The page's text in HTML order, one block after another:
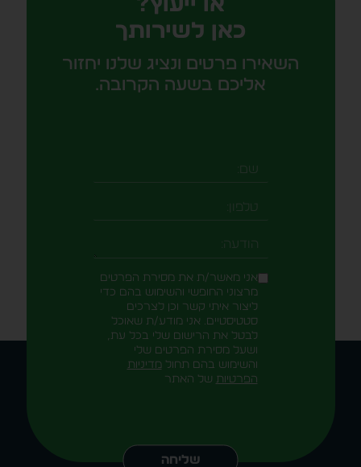
או ייעוץ?
כאן לשירותך
השאירו פרטים ונציג שלנו יחזור
אליכם בשעה הקרובה.
שם
טלפון
הודעה
אני מאשר/ת את מסירת הפרטים
מרצוני החופשי והשימוש בהם כדי
ליצור איתי קשר וכן לצרכים
סטטיסטיים. אני מודע/ת שאוכל
לבטל את הרישום שלי בכל עת,
ושעל מסירת הפרטים שלי
והשימוש בהם תחול מדיניות
הפרטיות של האתר
שליחה